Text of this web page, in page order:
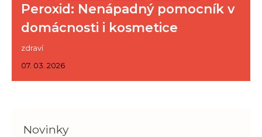
Peroxid: Nenápadný pomocník v
domácnosti i kosmetice
zdraví
07. 03. 2026
Novinky